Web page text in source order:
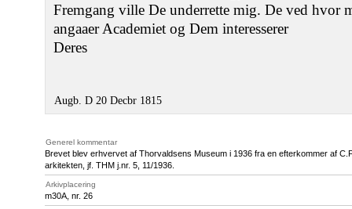
Fremgang ville De underrette mig. De ved hvor
angaaer Academiet og Dem interesserer
Deres
Augb. D 20 Decbr 1815
Generel kommentar
Brevet blev erhvervet af Thorvaldsens Museum i 1936 fra en efterkommer af
arkitekten, jf. THM j.nr. 5, 11/1936.
Arkivplacering
m30A, nr. 26